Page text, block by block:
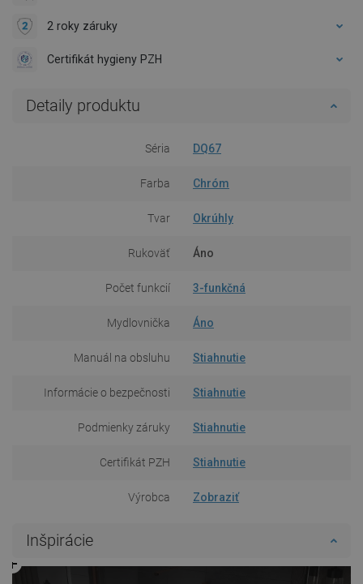
2 roky záruky
Certifikát hygieny PZH
Detaily produktu
Séria DQ67
Farba Chróm
Tvar Okrúhly
Rukoväť Áno
Počet funkcií 3-funkčná
Mydlovnička Áno
Manuál na obsluhu Stiahnutie
Informácie o bezpečnosti Stiahnutie
Podmienky záruky Stiahnutie
Certifikát PZH Stiahnutie
Výrobca Zobraziť
Inšpirácie